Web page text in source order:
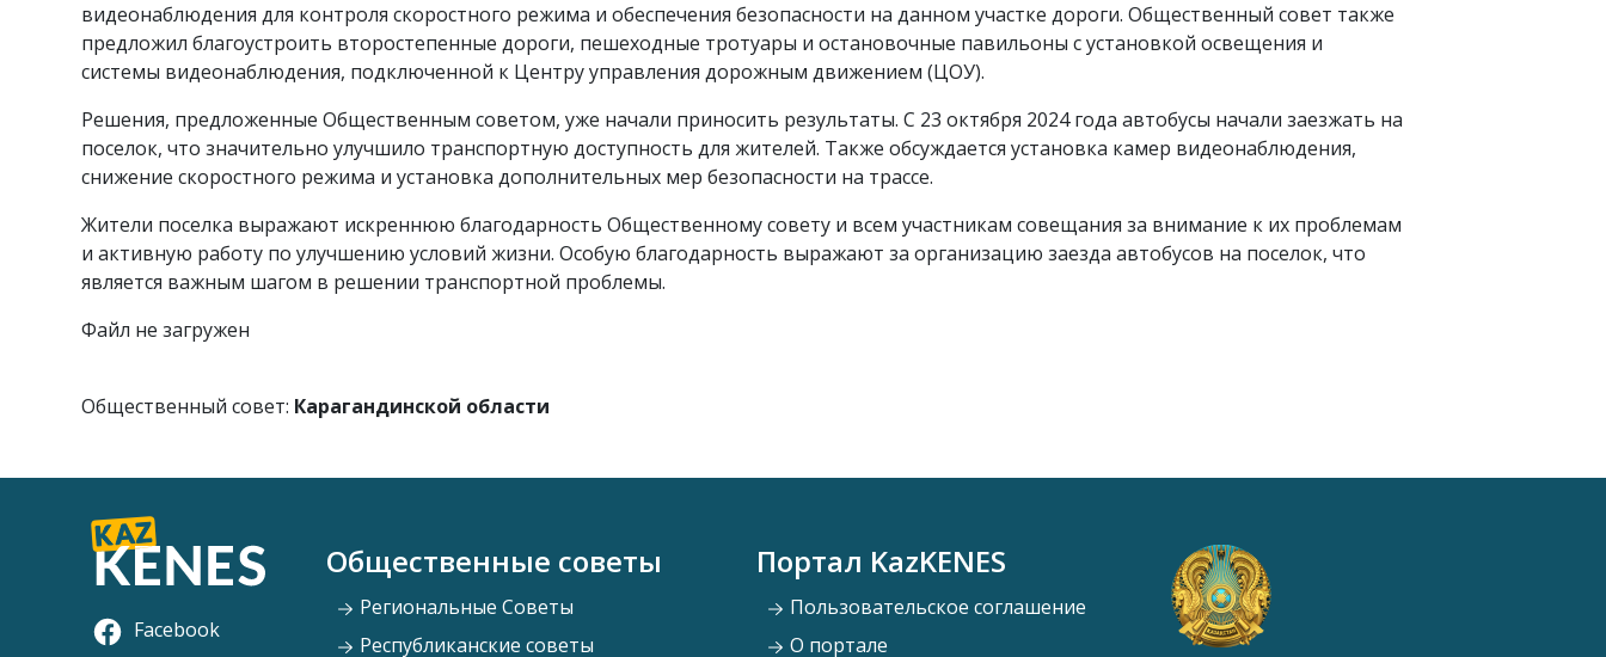
видеонаблюдения для контроля скоростного режима и обеспечения безопасности на данном участке дороги. Общественный совет также
предложил благоустроить второстепенные дороги, пешеходные тротуары и остановочные павильоны с установкой освещения и
системы видеонаблюдения, подключенной к Центру управления дорожным движением (ЦОУ).
Решения, предложенные Общественным советом, уже начали приносить результаты. С 23 октября 2024 года автобусы начали заезжать на
поселок, что значительно улучшило транспортную доступность для жителей. Также обсуждается установка камер видеонаблюдения,
снижение скоростного режима и установка дополнительных мер безопасности на трассе.
Жители поселка выражают искреннюю благодарность Общественному совету и всем участникам совещания за внимание к их проблемам
и активную работу по улучшению условий жизни. Особую благодарность выражают за организацию заезда автобусов на поселок, что
является важным шагом в решении транспортной проблемы.
Файл не загружен
Общественный совет: Карагандинской области
Facebook
Общественные советы
Региональные Советы
Республиканские советы
Портал KazKENES
Пользовательское соглашение
О портале